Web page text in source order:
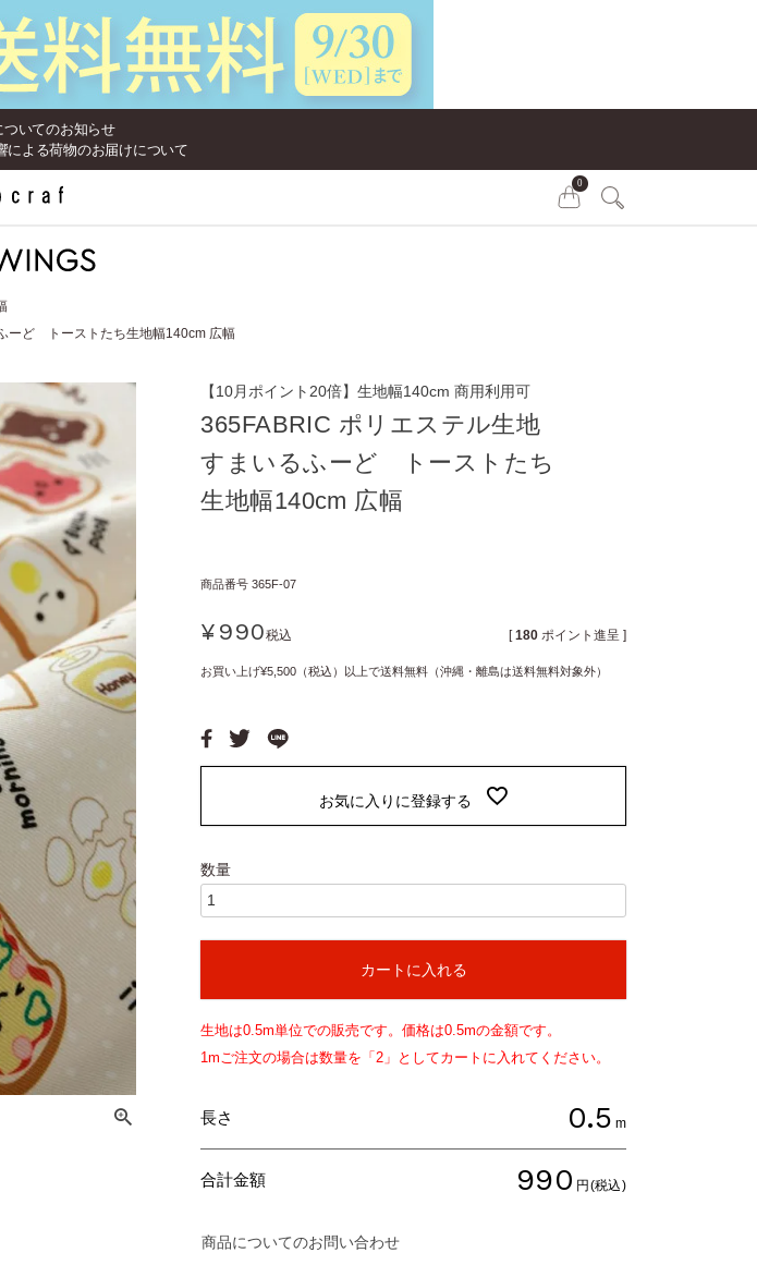
ついてのお知らせ
による荷物のお届けについて
0
ーど トーストたち生地幅140cm 広幅
【10月ポイント20倍】生地幅140cm 商用利用可
365FABRIC ポリエステル生地
すまいるふーど トーストたち
生地幅140cm 広幅
商品番号 365F-07
¥ 990税込 [ 180 ポイント進呈 ]
お買い上げ¥5,500（税込）以上で送料無料（沖縄・離島は送料無料対象外）
お気に入りに登録する
カートに入れる
生地は0.5m単位での販売です。価格は0.5mの金額です。
1mご注文の場合は数量を「2」としてカートに入れてください。
長さ 0.5 m
合計金額 990 円(税込)
商品についてのお問い合わせ